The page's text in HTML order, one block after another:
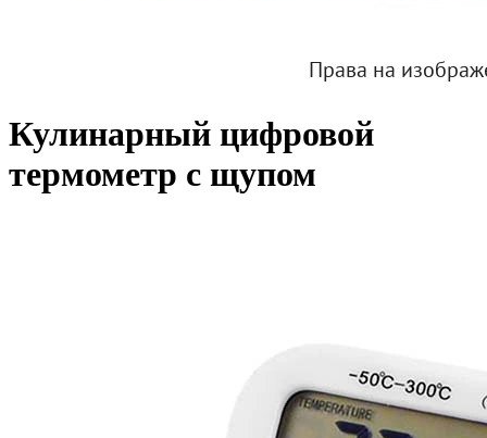
Кулинарный цифровой
термометр с щупом